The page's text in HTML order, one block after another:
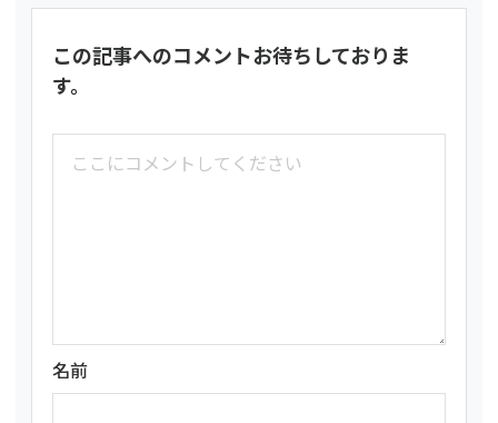
この記事へのコメントお待ちしておりま
す。
名前